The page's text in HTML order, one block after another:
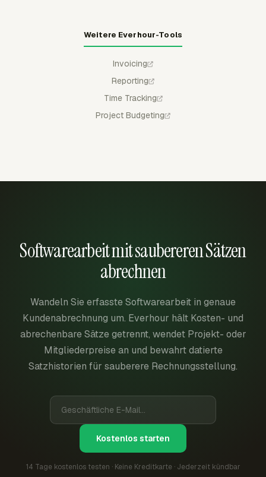
Weitere Everhour-Tools
Invoicing
Reporting
Time Tracking
Project Budgeting
Softwarearbeit mit saubereren Sätzen
abrechnen
Wandeln Sie erfasste Softwarearbeit in genaue
Kundenabrechnung um. Everhour hält Kosten- und
abrechenbare Sätze getrennt, wendet Projekt- oder
Mitgliederpreise an und bewahrt datierte
Satzhistorien für sauberere Rechnungsstellung.
Kostenlos starten
14 Tage kostenlos testen · Keine Kreditkarte · Jederzeit kündbar